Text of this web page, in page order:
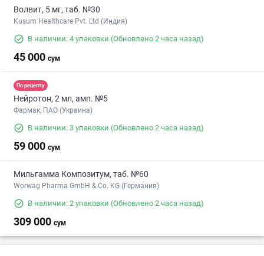
Волвит, 5 мг, таб. №30
Kusum Healthcare Pvt. Ltd (Индия)
В наличии: 4 упаковки (Обновлено 2 часа назад)
45 000 сум
По рецепту
Нейротон, 2 мл, амп. №5
Фармак, ПАО (Украина)
В наличии: 3 упаковки (Обновлено 2 часа назад)
59 000 сум
Мильгамма Композитум, таб. №60
Worwag Pharma GmbH & Co. KG (Германия)
В наличии: 2 упаковки (Обновлено 2 часа назад)
309 000 сум